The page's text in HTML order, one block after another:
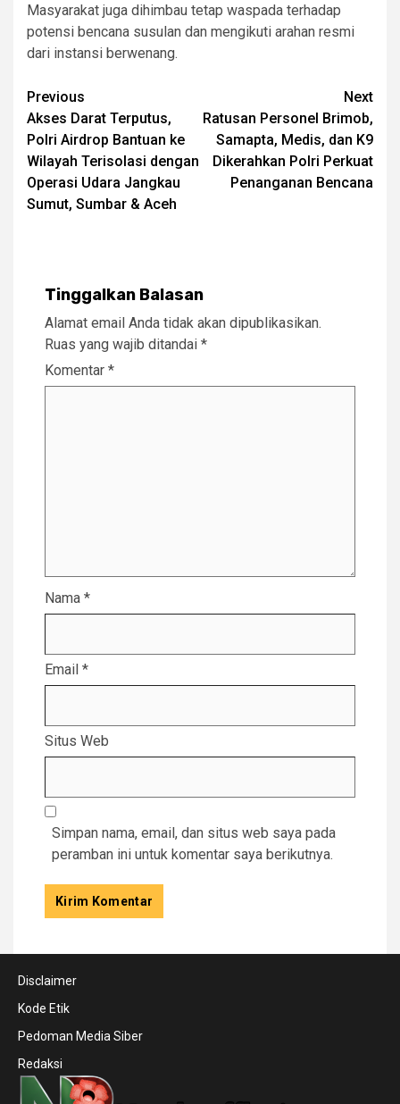
Masyarakat juga dihimbau tetap waspada terhadap
potensi bencana susulan dan mengikuti arahan resmi
dari instansi berwenang.
Post
navigation
Previous
Akses Darat Terputus,
Polri Airdrop Bantuan ke
Wilayah Terisolasi dengan
Operasi Udara Jangkau
Sumut, Sumbar & Aceh
Next
Ratusan Personel Brimob,
Samapta, Medis, dan K9
Dikerahkan Polri Perkuat
Penanganan Bencana
Tinggalkan Balasan
Alamat email Anda tidak akan dipublikasikan.
Ruas yang wajib ditandai *
Komentar *
Nama *
Email *
Situs Web
Simpan nama, email, dan situs web saya pada
peramban ini untuk komentar saya berikutnya.
Disclaimer
Kode Etik
Pedoman Media Siber
Redaksi